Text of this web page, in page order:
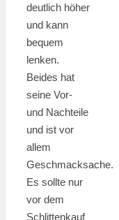
deutlich höher
und kann
bequem
lenken.
Beides hat
seine Vor-
und Nachteile
und ist vor
allem
Geschmacksache.
Es sollte nur
vor dem
Schlittenkauf